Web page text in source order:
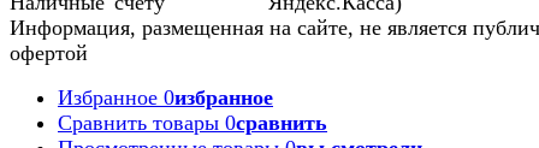
Информация, размещенная на сайте, не является
офертой
Избранное 0избранное
Сравнить товары 0сравнить